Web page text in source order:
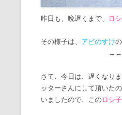
昨日も、晩遅くまで、 ロ
その様子は、 アビのすけ
さて、今日は、遅くなり
ッターさんにして頂いた
いましたので、このロシ子